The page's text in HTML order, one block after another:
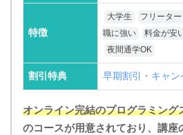
特徴
大学生 フリーター
職に強い
料金が安
夜間通学OK
割引特典 早期割引・キャン
オンライン完結のプログラミング
のコースが用意されており、講座